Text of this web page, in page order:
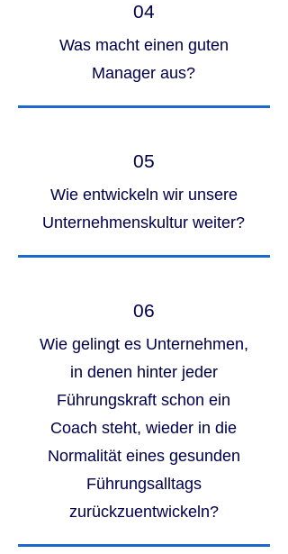
04
Was macht einen guten
Manager aus?
05
Wie entwickeln wir unsere
Unternehmenskultur weiter?
06
Wie gelingt es Unternehmen,
in denen hinter jeder
Führungskraft schon ein
Coach steht, wieder in die
Normalität eines gesunden
Führungsalltags
zurückzuentwickeln?